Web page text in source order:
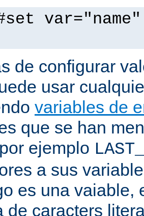
de configurar
usar
variables de
que se han
ejemplo
a sus
es una vaiable,
de caracters